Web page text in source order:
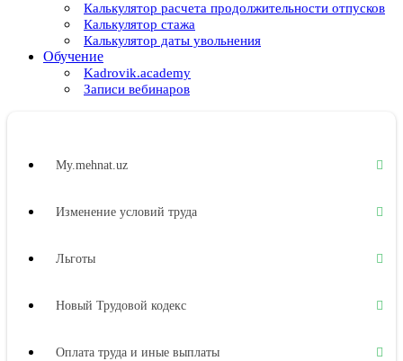
Калькулятор расчета продолжительности отпусков
Калькулятор стажа
Калькулятор даты увольнения
Обучение
Kadrovik.academy
Записи вебинаров
My.mehnat.uz
Изменение условий труда
Льготы
Новый Трудовой кодекс
Оплата труда и иные выплаты